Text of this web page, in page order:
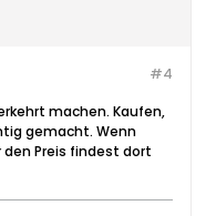
#4
machen. Kaufen,
gemacht. Wenn
Preis findest dort